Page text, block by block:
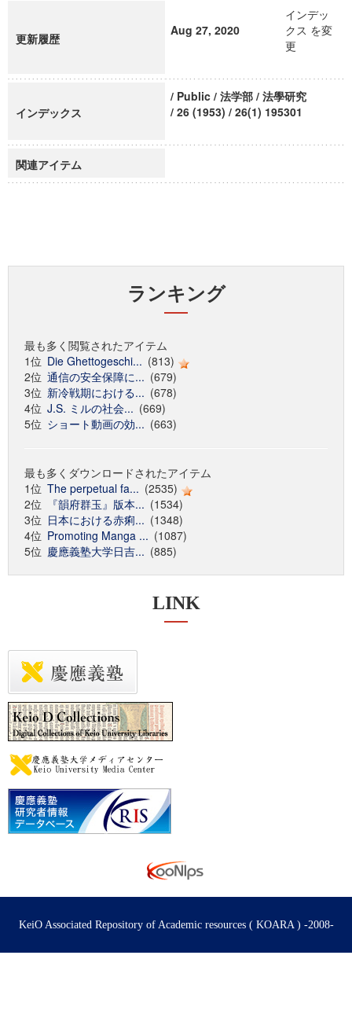
更新履歴
Aug 27, 2020
インデッ
クス を変
更
インデックス
/ Public / 法学部 / 法學研究
/ 26 (1953) / 26(1) 195301
関連アイテム
ランキング
最も多く閲覧されたアイテム
1位 Die Ghettogeschi... (813)
2位 通信の安全保障に... (679)
3位 新冷戦期における... (678)
4位 J.S. ミルの社会... (669)
5位 ショート動画の効... (663)
最も多くダウンロードされたアイテム
1位 The perpetual fa... (2535)
2位
『韻府群玉』版本... (1534)
3位 日本における赤痢... (1348)
4位 Promoting Manga ... (1087)
5位 慶應義塾大学日吉... (885)
LINK
KeiO Associated Repository of Academic resources ( KOARA ) -2008-